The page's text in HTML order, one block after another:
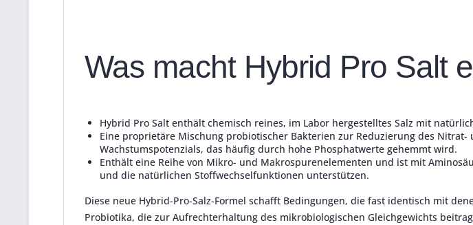
Was macht Hybrid Pro Salt
Hybrid Pro Salt enthält chemisch reines, im Labor hergestelltes Salz mit
Eine proprietäre Mischung probiotischer Bakterien zur Reduzierung des
Wachstumspotenzials, das häufig durch hohe Phosphatwerte gehemmt wird.
Enthält eine Reihe von Mikro- und Makrospurenelementen und ist mit
und die natürlichen Stoffwechselfunktionen unterstützen.
Diese neue Hybrid-Pro-Salz-Formel schafft Bedingungen, die fast identisch mit
Probiotika, die zur Aufrechterhaltung des mikrobiologischen Gleichgewichts